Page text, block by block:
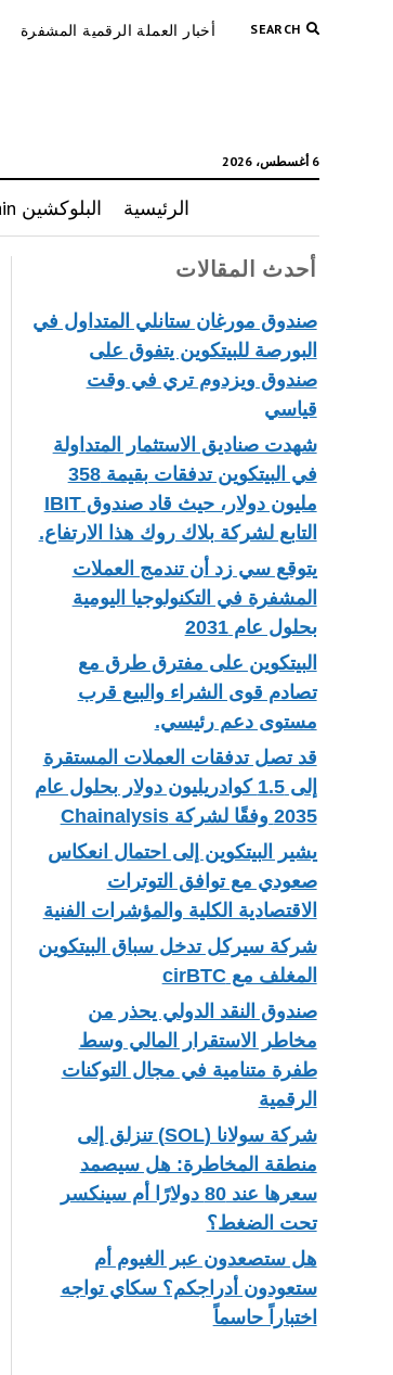
SEARCH أخبار العملة الرقمية المشفرة
6 أغسطس، 2026
الرئيسية البلوكشين Blockchain
أحدث المقالات
صندوق مورغان ستانلي المتداول في
البورصة للبيتكوين يتفوق على
صندوق ويزدوم تري في وقت
قياسي
شهدت صناديق الاستثمار المتداولة
في البيتكوين تدفقات بقيمة 358
مليون دولار، حيث قاد صندوق IBIT
التابع لشركة بلاك روك هذا الارتفاع.
يتوقع سي زد أن تندمج العملات
المشفرة في التكنولوجيا اليومية
بحلول عام 2031
البيتكوين على مفترق طرق مع
تصادم قوى الشراء والبيع قرب
مستوى دعم رئيسي.
قد تصل تدفقات العملات المستقرة
إلى 1.5 كوادريليون دولار بحلول عام
2035 وفقًا لشركة Chainalysis
يشير البيتكوين إلى احتمال انعكاس
صعودي مع توافق التوترات
الاقتصادية الكلية والمؤشرات الفنية
شركة سيركل تدخل سباق البيتكوين
المغلف مع cirBTC
صندوق النقد الدولي يحذر من
مخاطر الاستقرار المالي وسط
طفرة متنامية في مجال التوكنات
الرقمية
شركة سولانا (SOL) تنزلق إلى
منطقة المخاطرة: هل سيصمد
سعرها عند 80 دولارًا أم سينكسر
تحت الضغط؟
هل ستصعدون عبر الغيوم أم
ستعودون أدراجكم؟ سكاي تواجه
اختباراً حاسماً